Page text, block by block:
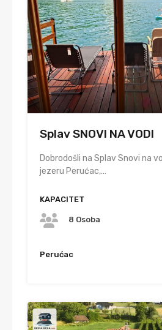
Splav SNOVI NA VODI
Dobrodošli na Splav Snovi na
jezeru Perućac,…
KAPACITET
8 Osoba
Perućac